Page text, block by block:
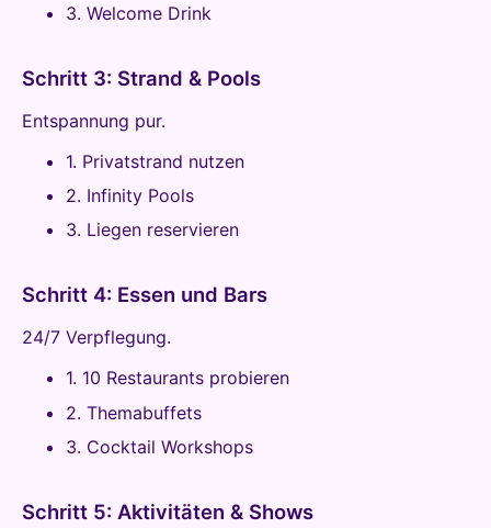
3. Welcome Drink
Schritt 3: Strand & Pools
Entspannung pur.
1. Privatstrand nutzen
2. Infinity Pools
3. Liegen reservieren
Schritt 4: Essen und Bars
24/7 Verpflegung.
1. 10 Restaurants probieren
2. Themabuffets
3. Cocktail Workshops
Schritt 5: Aktivitäten & Shows